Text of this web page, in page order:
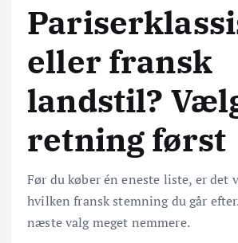
eller fransk
landstil?
retning først
Før du køber én eneste liste, er det
hvilken fransk stemning du går
næste valg meget nemmere.